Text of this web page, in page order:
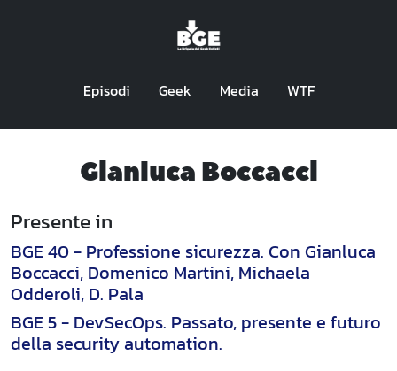
Episodi Geek Media WTF
Gianluca Boccacci
Presente in
BGE 40 - Professione sicurezza. Con Gianluca
Boccacci, Domenico Martini, Michaela
Odderoli, D. Pala
BGE 5 - DevSecOps. Passato, presente e futuro
della security automation.